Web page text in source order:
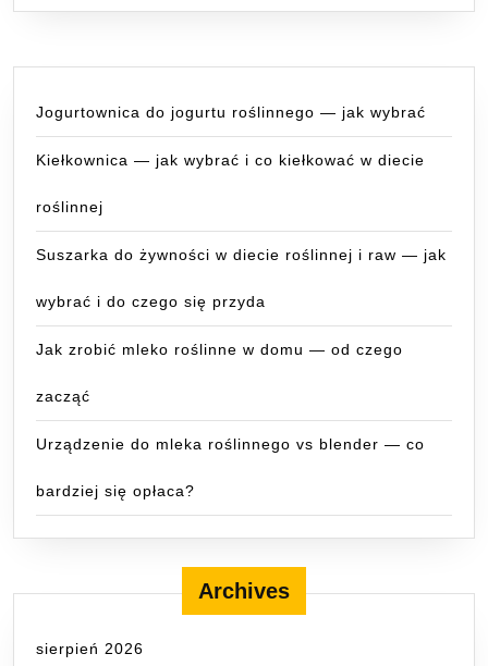
Jogurtownica do jogurtu roślinnego — jak wybrać
Kiełkownica — jak wybrać i co kiełkować w diecie
roślinnej
Suszarka do żywności w diecie roślinnej i raw — jak
wybrać i do czego się przyda
Jak zrobić mleko roślinne w domu — od czego
zacząć
Urządzenie do mleka roślinnego vs blender — co
bardziej się opłaca?
Archives
sierpień 2026